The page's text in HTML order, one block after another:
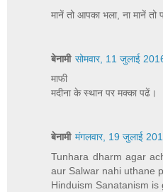
मानें तो आपका भला, ना मानें तो
बेनामी सोमवार, 11 जुलाई
माफी
मदीना के स्थान पर मक्का पढें।
बेनामी मंगलवार, 19 जुलाई
Tunhara dharm agar
aur Salwar nahi uthane
Hinduism Sanatanism is